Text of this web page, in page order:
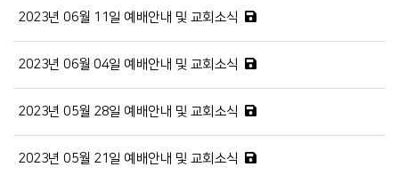
2023년 06월 11일 예배안내 및 교회소식
2023년 06월 04일 예배안내 및 교회소식
2023년 05월 28일 예배안내 및 교회소식
2023년 05월 21일 예배안내 및 교회소식